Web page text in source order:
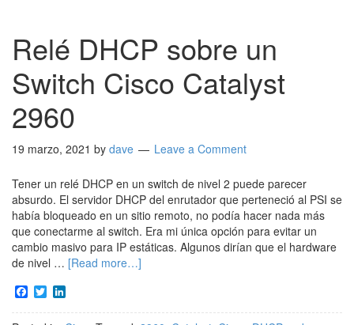
Relé DHCP sobre un
Switch Cisco Catalyst
2960
19 marzo, 2021 by dave Leave a Comment
Tener un relé DHCP en un switch de nivel 2 puede parecer
absurdo. El servidor DHCP del enrutador que perteneció al PSI se
había bloqueado en un sitio remoto, no podía hacer nada más
que conectarme al switch. Era mi única opción para evitar un
cambio masivo para IP estáticas. Algunos dirían que el hardware
de nivel … [Read more…]
Facebook
Twitter